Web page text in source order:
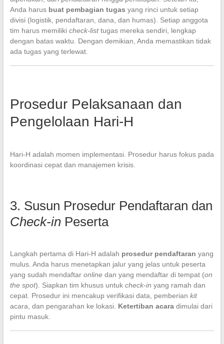
Anda harus buat pembagian tugas yang rinci untuk setiap
divisi (logistik, pendaftaran, dana, dan humas). Setiap anggota
tim harus memiliki check-listtugas mereka sendiri, lengkap
dengan batas waktu. Dengan demikian, Anda memastikan tidak
ada tugas yang terlewat.
Prosedur Pelaksanaan dan
Pengelolaan Hari-H
Hari-H adalah momen implementasi. Prosedur harus fokus pada
koordinasi cepat dan manajemen krisis.
3. Susun Prosedur Pendaftaran dan
Check-inPeserta
Langkah pertama di Hari-H adalah prosedur pendaftaran yang
mulus. Anda harus menetapkan jalur yang jelas untuk peserta
yang sudah mendaftar onlinedan yang mendaftar di tempat (on
the spot). Siapkan tim khusus untuk check-in yang ramah dan
cepat. Prosedur ini mencakup verifikasi data, pemberian kit
acara, dan pengarahan ke lokasi. Ketertiban acaradimulai dari
pintu masuk.